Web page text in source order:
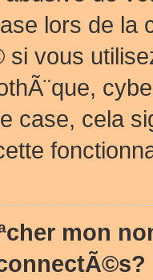
lors de
si vous
case, cela
mon